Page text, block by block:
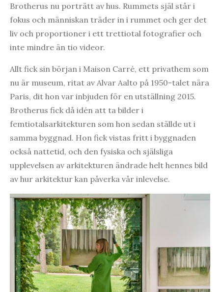
Brotherus nu porträtt av hus. Rummets själ står i
fokus och människan träder in i rummet och ger det
liv och proportioner i ett trettiotal fotografier och
inte mindre än tio videor.
Allt fick sin början i Maison Carré, ett privathem som
nu är museum, ritat av Alvar Aalto på 1950-talet nära
Paris, dit hon var inbjuden för en utställning 2015.
Brotherus fick då idén att ta bilder i
femtiotalsarkitekturen som hon sedan ställde ut i
samma byggnad. Hon fick vistas fritt i byggnaden
också nattetid, och den fysiska och själsliga
upplevelsen av arkitekturen ändrade helt hennes bild
av hur arkitektur kan påverka vår inlevelse.